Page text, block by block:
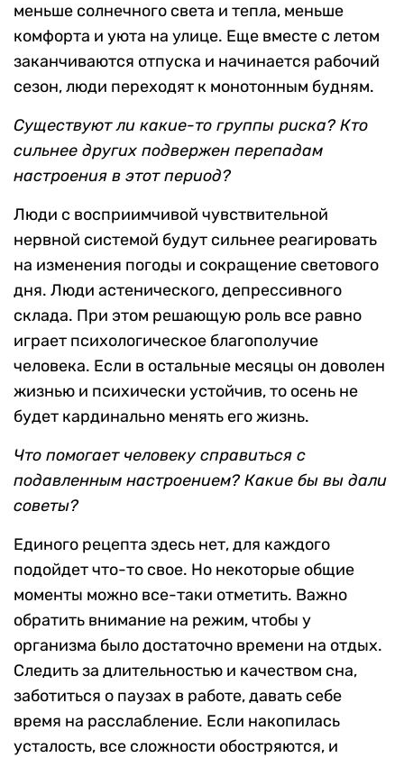
меньше солнечного света и тепла, меньше
комфорта и уюта на улице. Еще вместе с летом
заканчиваются отпуска и начинается рабочий
сезон, люди переходят к монотонным будням.
Существуют ли какие-то группы риска? Кто
сильнее других подвержен перепадам
настроения в этот период?
Люди с восприимчивой чувствительной
нервной системой будут сильнее реагировать
на изменения погоды и сокращение светового
дня. Люди астенического, депрессивного
склада. При этом решающую роль все равно
играет психологическое благополучие
человека. Если в остальные месяцы он доволен
жизнью и психически устойчив, то осень не
будет кардинально менять его жизнь.
Что помогает человеку справиться с
подавленным настроением? Какие бы вы дали
советы?
Единого рецепта здесь нет, для каждого
подойдет что-то свое. Но некоторые общие
моменты можно все-таки отметить. Важно
обратить внимание на режим, чтобы у
организма было достаточно времени на отдых.
Следить за длительностью и качеством сна,
заботиться о паузах в работе, давать себе
время на расслабление. Если накопилась
усталость, все сложности обостряются, и